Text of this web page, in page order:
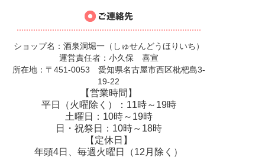
ショップ名：酒泉洞堀一（しゅせんどうほりいち）
運営責任者：小久保 喜宣
所在地：〒451-0053 愛知県名古屋市西区枇杷島3-
19-22
【営業時間】
平日（火曜除く）：11時～19時
土曜日：10時～19時
日・祝祭日：10時～18時
【定休日】
年頭4日、毎週火曜日（12月除く）